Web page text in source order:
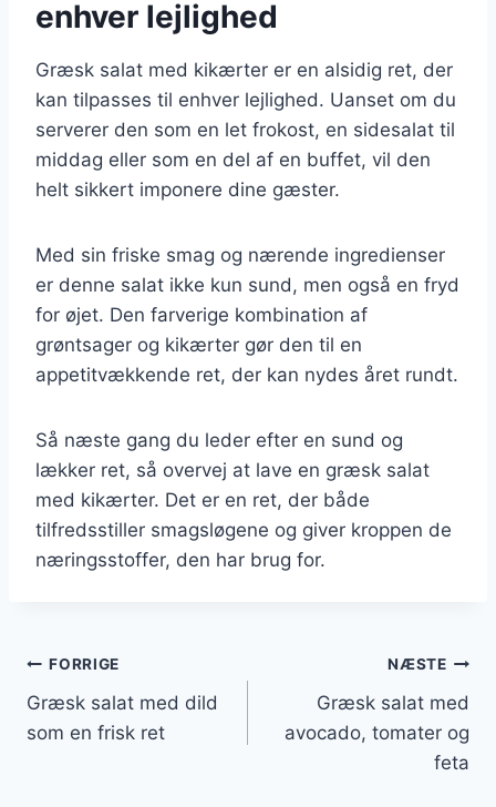
enhver lejlighed
Græsk salat med kikærter er en alsidig ret, der
kan tilpasses til enhver lejlighed. Uanset om du
serverer den som en let frokost, en sidesalat til
middag eller som en del af en buffet, vil den
helt sikkert imponere dine gæster.
Med sin friske smag og nærende ingredienser
er denne salat ikke kun sund, men også en fryd
for øjet. Den farverige kombination af
grøntsager og kikærter gør den til en
appetitvækkende ret, der kan nydes året rundt.
Så næste gang du leder efter en sund og
lækker ret, så overvej at lave en græsk salat
med kikærter. Det er en ret, der både
tilfredsstiller smagsløgene og giver kroppen de
næringsstoffer, den har brug for.
Indlægsnavigation
FORRIGE
Græsk salat med dild
som en frisk ret
NÆSTE
Græsk salat med
avocado, tomater og
feta